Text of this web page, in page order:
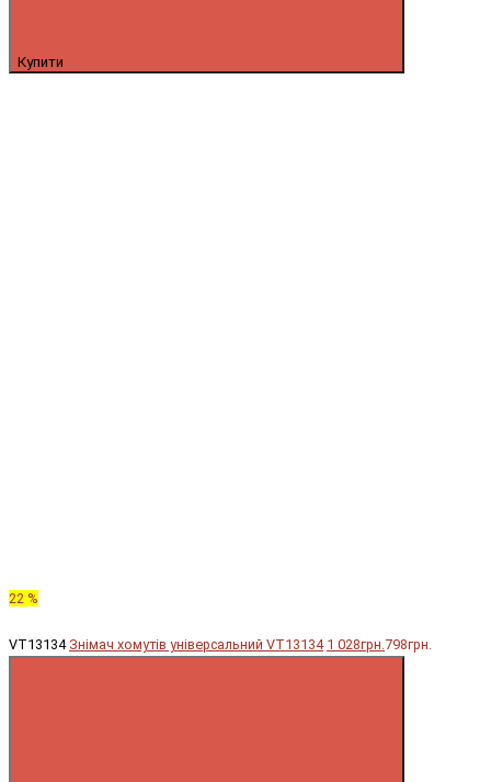
Купити
22 %
VT13134 Знімач хомутів універсальний VT13134 1 028грн.798грн.